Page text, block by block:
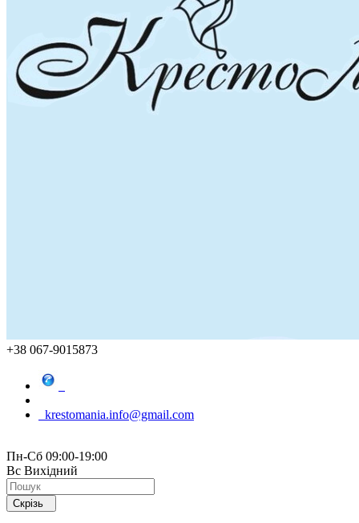
+38 067-9015873
krestomania.info@gmail.com
Пн-Сб 09:00-19:00
Вс Вихідний
Скрізь